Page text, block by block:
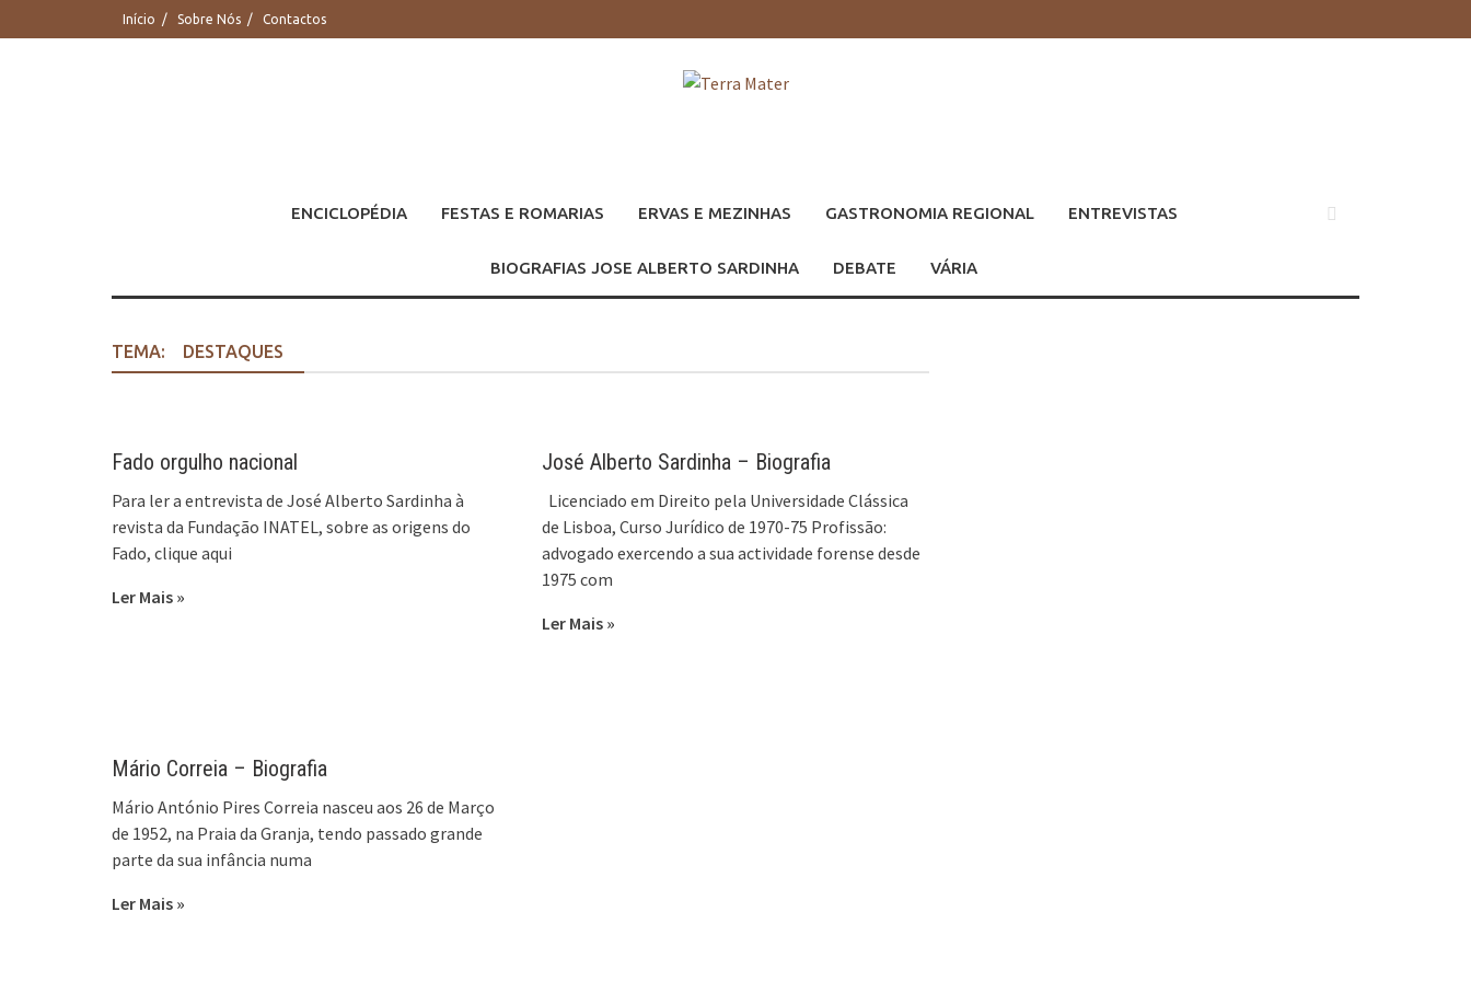
para
Início Sobre Nós Contactos
ENCICLOPÉDIA FESTAS E ROMARIAS ERVAS E MEZINHAS GASTRONOMIA REGIONAL ENTREVISTAS
BIOGRAFIAS JOSE ALBERTO SARDINHA DEBATE VÁRIA
TEMA: DESTAQUES
Fado orgulho nacional
Para ler a entrevista de José Alberto Sardinha à
revista da Fundação INATEL, sobre as origens do
Fado, clique aqui
Ler Mais »
José Alberto Sardinha – Biografia
Licenciado em Direito pela Universidade Clássica
de Lisboa, Curso Jurídico de 1970-75 Profissão:
advogado exercendo a sua actividade forense desde
1975 com
Ler Mais »
Mário Correia – Biografia
Mário António Pires Correia nasceu aos 26 de Março
de 1952, na Praia da Granja, tendo passado grande
parte da sua infância numa
Ler Mais »